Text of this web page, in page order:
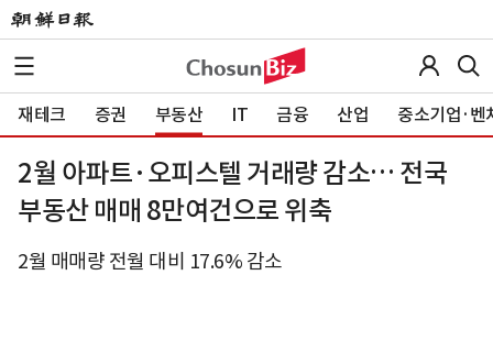
재테크 증권 부동산 IT 금융 산업 중소기업·벤
2월 아파트·오피스텔 거래량 감소… 전국
부동산 매매 8만여건으로 위축
2월 매매량 전월 대비 17.6% 감소